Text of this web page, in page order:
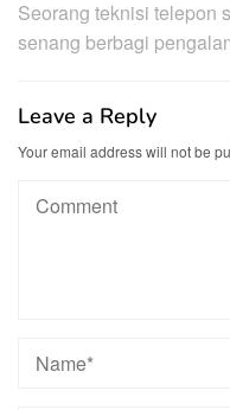
Seorang teknisi telepon
senang berbagi
Leave a Reply
Your email address will not be